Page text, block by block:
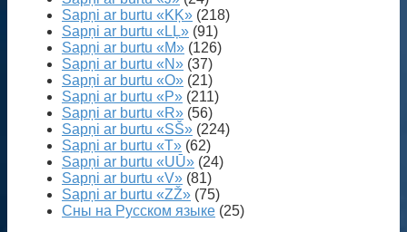
Sapņi ar burtu «KĶ» (218)
Sapņi ar burtu «LĻ» (91)
Sapņi ar burtu «M» (126)
Sapņi ar burtu «N» (37)
Sapņi ar burtu «O» (21)
Sapņi ar burtu «P» (211)
Sapņi ar burtu «R» (56)
Sapņi ar burtu «SŠ» (224)
Sapņi ar burtu «T» (62)
Sapņi ar burtu «UŪ» (24)
Sapņi ar burtu «V» (81)
Sapņi ar burtu «ZŽ» (75)
Сны на Русском языке (25)